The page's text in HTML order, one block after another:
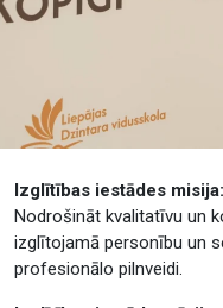
Izglītības iestādes misija:
Nodrošināt kvalitatīvu un
izglītojamā personību un
profesionālo pilnveidi.